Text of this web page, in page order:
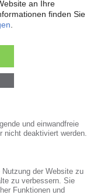
geeignete
Veranstaltungen.